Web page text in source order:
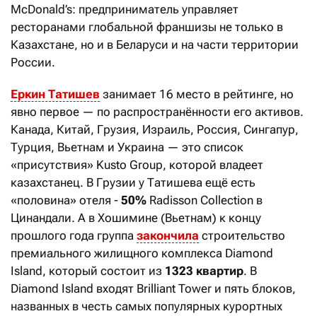
McDonald’s: предприниматель управляет
ресторанами глобальной франшизы не только в
Казахстане, но и в Беларуси и на части территории
России.
Еркин Татишев занимает 16 место в рейтинге, но
явно первое — по распространённости его активов.
Канада, Китай, Грузия, Израиль, Россия, Сингапур,
Турция, Вьетнам и Украина — это список
«присутствия» Kusto Group, которой владеет
казахстанец. В Грузии у Татишева ещё есть
«половина» отеля - 50% Radisson Collection в
Цинандали. А в Хошимине (Вьетнам) к концу
прошлого года группа закончила строительство
премиального жилищного комплекса Diamond
Island, который состоит из 1323 квартир. В
Diamond Island входят Brilliant Tower и пять блоков,
названных в честь самых популярных курортных